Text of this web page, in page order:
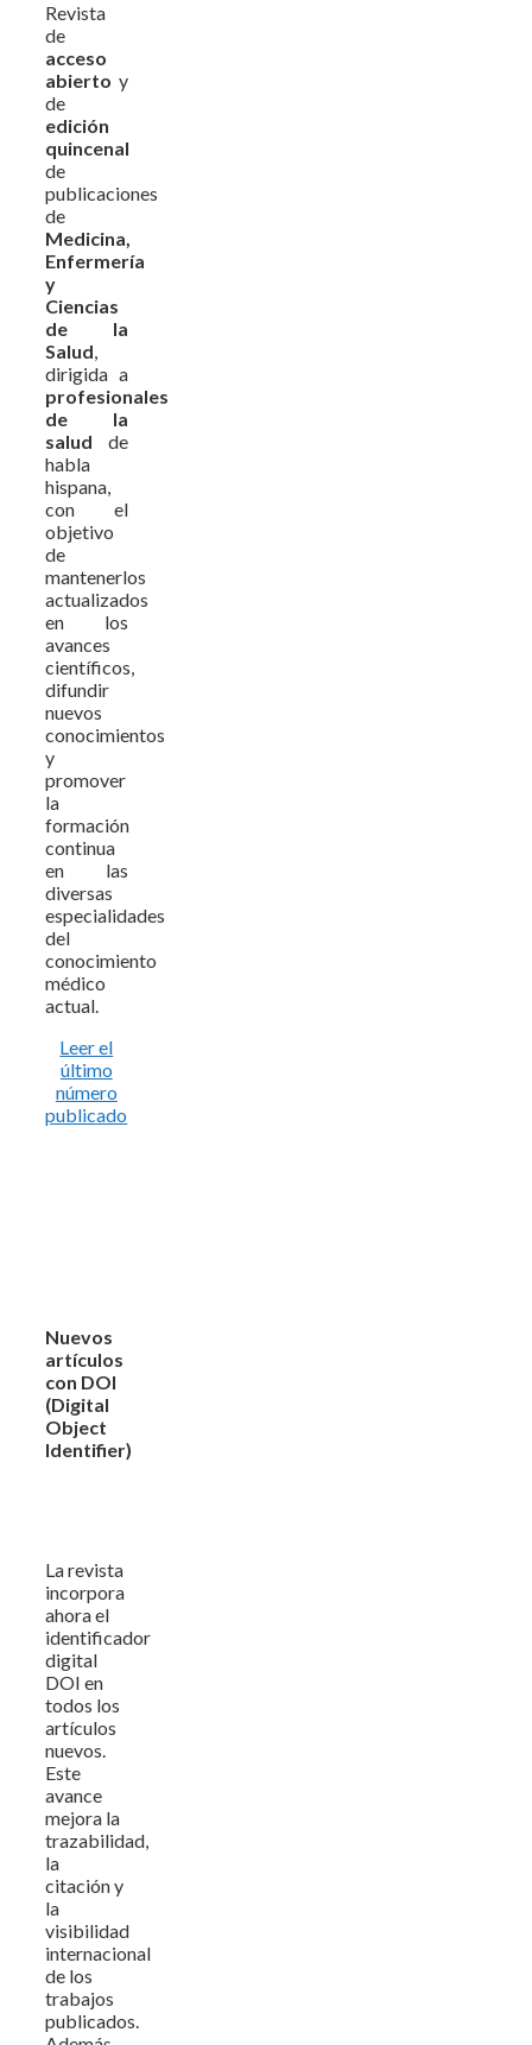
Revista
de
acceso
abierto y
de
edición
quincenal
de
publicaciones
de
Medicina,
Enfermería
y
Ciencias
de la
Salud,
dirigida a
profesionales
de la
salud de
habla
hispana,
con el
objetivo
de
mantenerlos
actualizados
en los
avances
científicos,
difundir
nuevos
conocimientos
y
promover
la
formación
continua
en las
diversas
especialidades
del
conocimiento
médico
actual.
Leer el
último
número
publicado
Nuevos
artículos
con DOI
(Digital
Object
Identifier)
La revista
incorpora
ahora el
identificador
digital
DOI en
todos los
artículos
nuevos.
Este
avance
mejora la
trazabilidad,
la
citación y
la
visibilidad
internacional
de los
trabajos
publicados.